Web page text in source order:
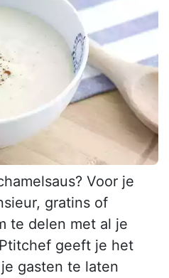
Voor je
gratins of
te delen met al je
geeft je het
gasten te laten